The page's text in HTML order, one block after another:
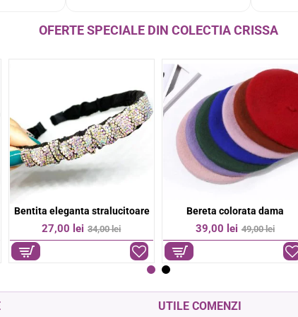
OFERTE SPECIALE DIN COLECTIA CRISSA
-36%
Bratara colorata margelute fine
9,00 lei 14,00 lei
-17%
Bratara colorata otel
74,00 lei 89,00 lei
UTILE COMENZI